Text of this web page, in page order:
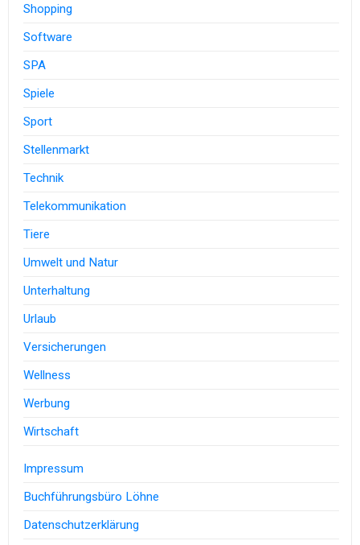
Shopping
Software
SPA
Spiele
Sport
Stellenmarkt
Technik
Telekommunikation
Tiere
Umwelt und Natur
Unterhaltung
Urlaub
Versicherungen
Wellness
Werbung
Wirtschaft
Impressum
Buchführungsbüro Löhne
Datenschutzerklärung